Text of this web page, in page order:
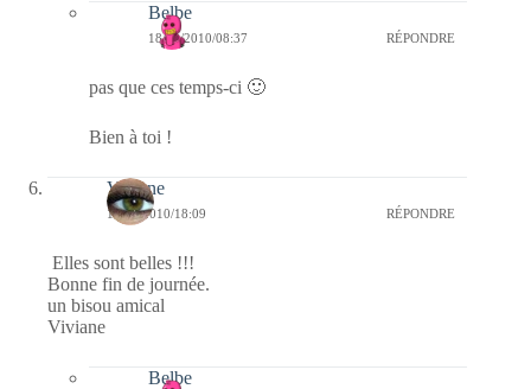
Belbe
18/09/2010/08:37 RÉPONDRE
pas que ces temps-ci 🙂
Bien à toi !
Viviane
17/09/2010/18:09 RÉPONDRE
Elles sont belles !!!
Bonne fin de journée.
un bisou amical
Viviane
Belbe